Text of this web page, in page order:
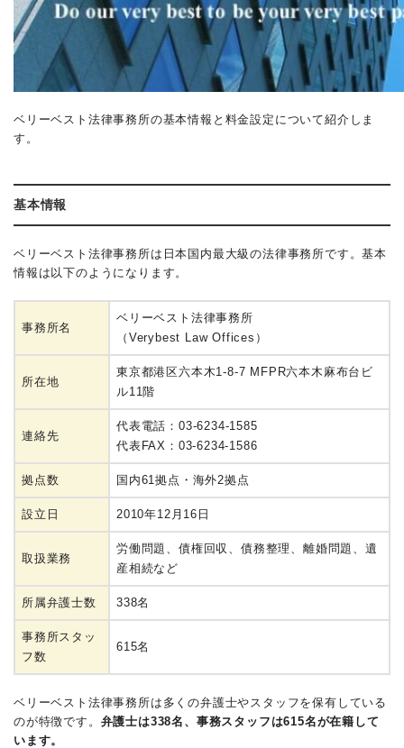
ベリーベスト法律事務所の基本情報と料金設定について紹介しま
す。
基本情報
ベリーベスト法律事務所は日本国内最大級の法律事務所です。基本
情報は以下のようになります。
事務所名
ベリーベスト法律事務所
（Verybest Law Offices）
所在地
東京都港区六本木1-8-7 MFPR六本木麻布台ビ
ル11階
連絡先
代表電話：03-6234-1585
代表FAX：03-6234-1586
拠点数 国内61拠点・海外2拠点
設立日 2010年12月16日
取扱業務
労働問題、債権回収、債務整理、離婚問題、遺
産相続など
所属弁護士数 338名
事務所スタッ
フ数
615名
ベリーベスト法律事務所は多くの弁護士やスタッフを保有している
のが特徴です。 弁護士は338名、事務スタッフは615名が在籍して
います。